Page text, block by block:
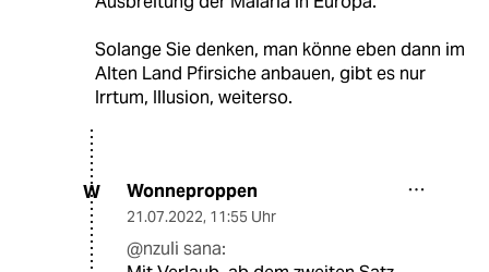
Solange Sie denken, man könne eben dann im
Alten Land Pfirsiche anbauen, gibt es nur
Irrtum, Illusion, weiterso.
W Wonneproppen
21.07.2022, 11:55 Uhr
@nzuli sana: